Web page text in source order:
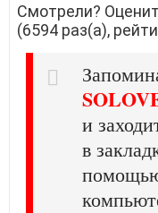
Смотрели?
(6594 раз(а),
и
в